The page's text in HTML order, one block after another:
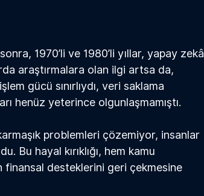
1970’li ve 1980’li yıllar, yapay zekâ
araştırmalara olan ilgi artsa da,
gücü sınırlıydı, veri saklama
henüz yeterince olgunlaşmamıştı.
problemleri çözemiyor, insanlar
Bu hayal kırıklığı, hem kamu
finansal desteklerini geri çekmesine